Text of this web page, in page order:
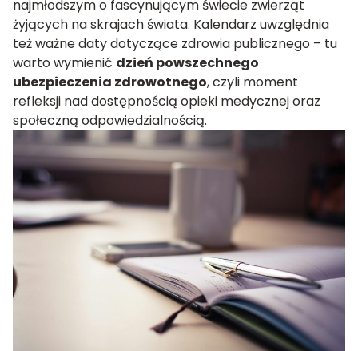
najmłodszym o fascynującym świecie zwierząt
żyjących na skrajach świata. Kalendarz uwzględnia
też ważne daty dotyczące zdrowia publicznego – tu
warto wymienić dzień powszechnego
ubezpieczenia zdrowotnego, czyli moment
refleksji nad dostępnością opieki medycznej oraz
społeczną odpowiedzialnością.